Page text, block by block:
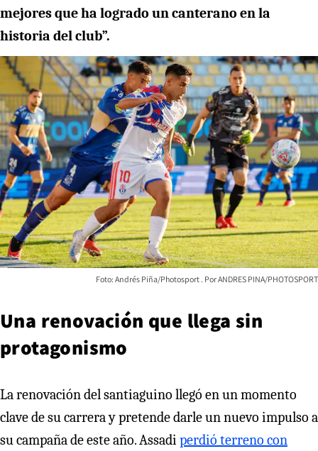
mejores que ha logrado un canterano en la
historia del club”.
Foto: Andrés Piña/Photosport ANDRES PINA/PHOTOSPORT
Una renovación que llega sin
protagonismo
La renovación del santiaguino llegó en un momento
clave de su carrera y pretende darle un nuevo impulso a
su campaña de este año. Assadi perdió terreno con